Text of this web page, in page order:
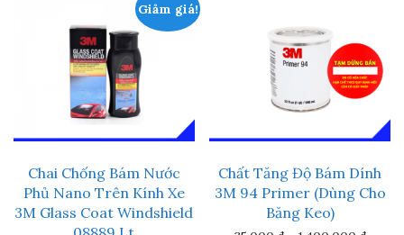
Giảm giá!
Chai Chống Bám Nước
Phủ Nano Trên Kính Xe
3M Glass Coat Windshield
Chất Tăng Độ Bám Dính
3M 94 Primer (Dùng Cho
Băng Keo)